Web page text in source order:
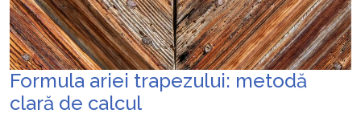
Formula ariei trapezului: metodă
clară de calcul